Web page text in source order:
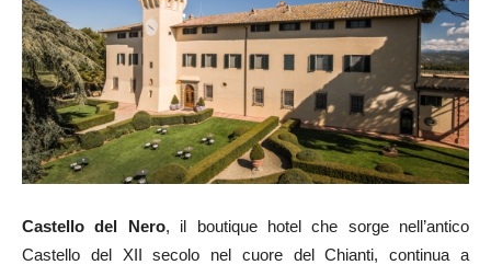
Castello del Nero, il boutique hotel che sorge nell’antico
Castello del XII secolo nel cuore del Chianti, continua a